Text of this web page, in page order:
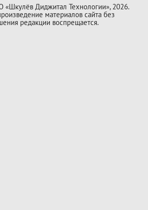
«Шкулёв Диджитал Технологии», 2026.
материалов сайта без
редакции воспрещается.